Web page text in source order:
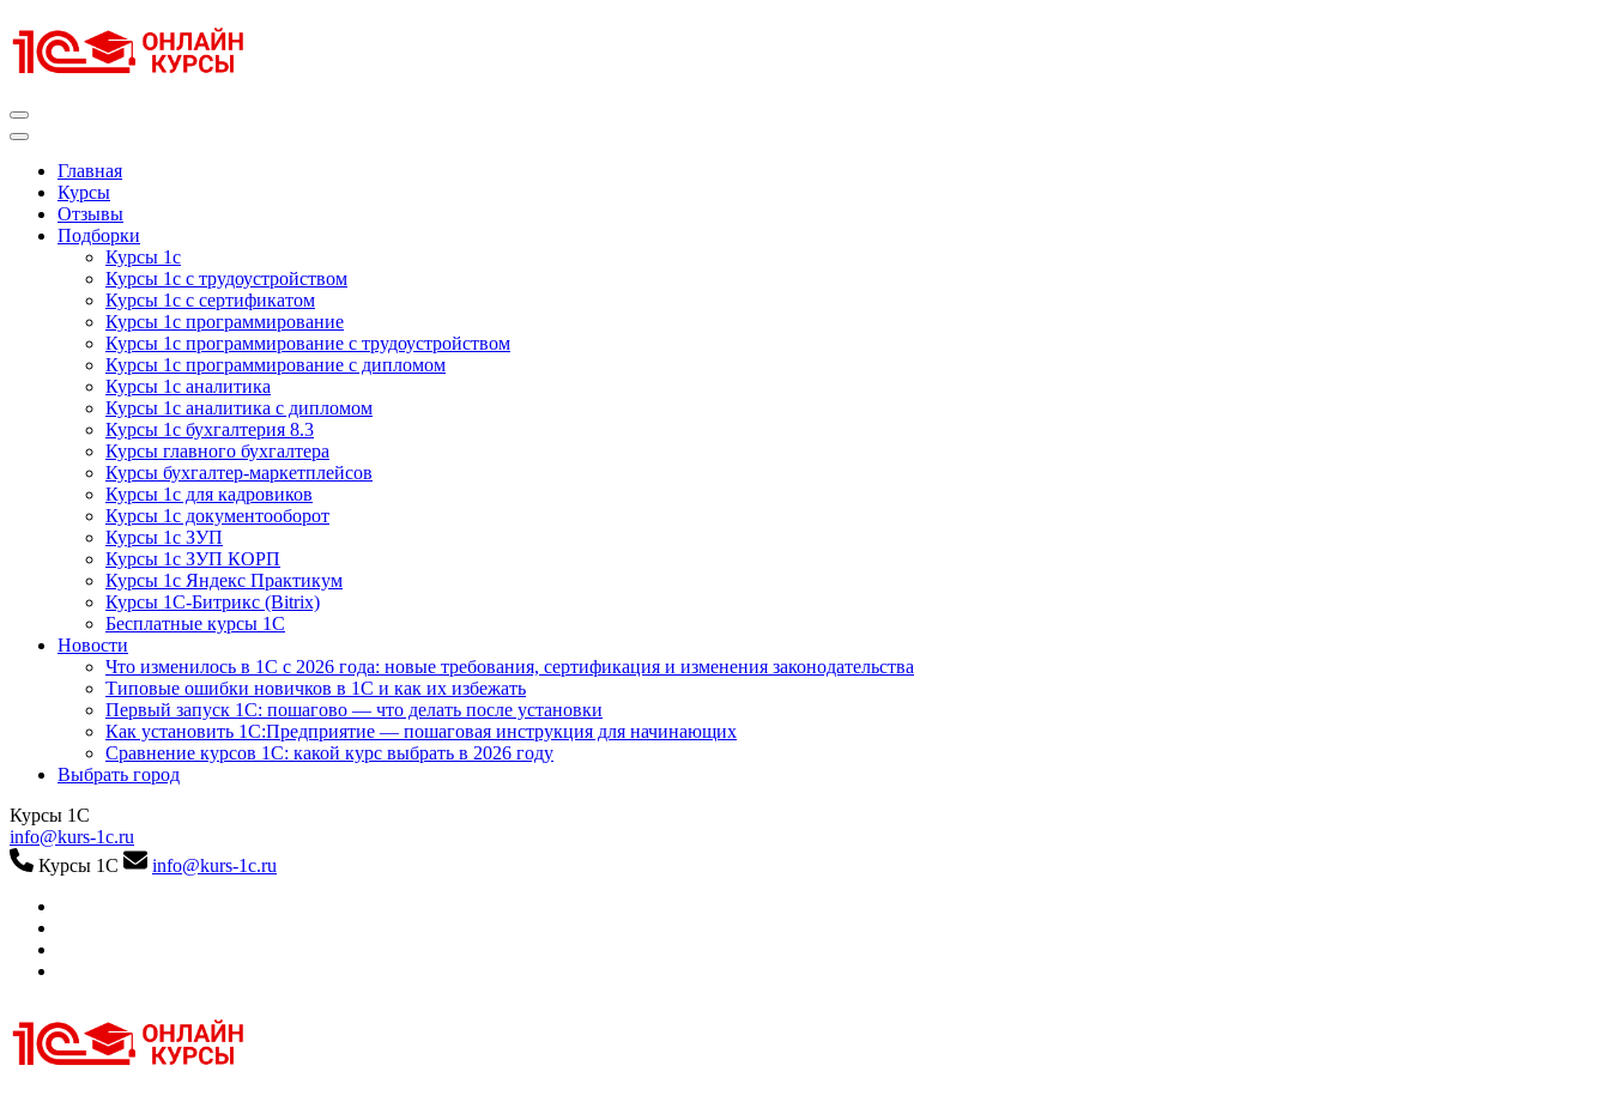
к
содержимому
Главная
Курсы
Отзывы
Подборки
Курсы 1с
Курсы 1с с трудоустройством
Курсы 1с с сертификатом
Курсы 1с программирование
Курсы 1с программирование с трудоустройством
Курсы 1с программирование с дипломом
Курсы 1с аналитика
Курсы 1с аналитика с дипломом
Курсы 1с бухгалтерия 8.3
Курсы главного бухгалтера
Курсы бухгалтер-маркетплейсов
Курсы 1с для кадровиков
Курсы 1с документооборот
Курсы 1с ЗУП
Курсы 1с ЗУП КОРП
Курсы 1с Яндекс Практикум
Курсы 1С-Битрикс (Bitrix)
Бесплатные курсы 1С
Новости
Что изменилось в 1С с 2026 года: новые требования, сертификация и изменения законодательства
Типовые ошибки новичков в 1С и как их избежать
Первый запуск 1С: пошагово — что делать после установки
Как установить 1С:Предприятие — пошаговая инструкция для начинающих
Сравнение курсов 1С: какой курс выбрать в 2026 году
Выбрать город
Курсы 1С
info@kurs-1c.ru
Курсы 1С
info@kurs-1c.ru